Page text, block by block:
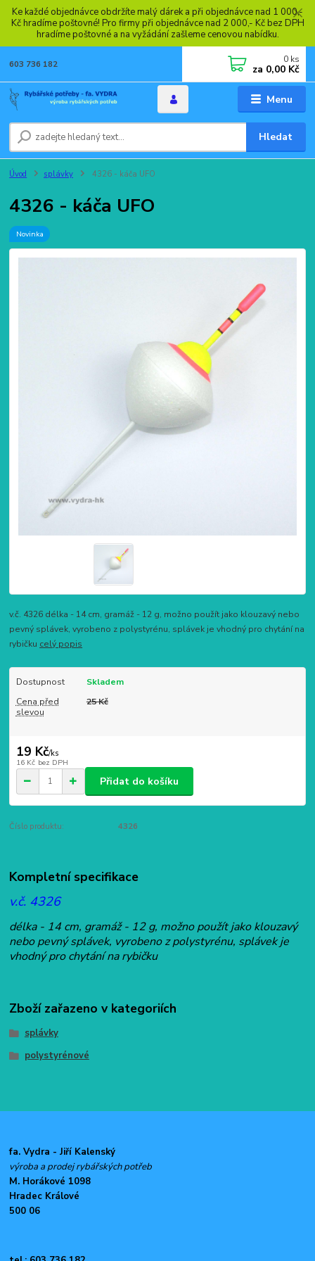
Ke každé objednávce obdržíte malý dárek a při objednávce nad 1 000,-
Kč hradíme poštovné! Pro firmy při objednávce nad 2 000,- Kč bez DPH
hradíme poštovné a na vyžádání zašleme cenovou nabídku.
Menu
Hledat
603 736 182 0 ks
za 0,00 Kč
Úvod splávky 4326 - káča UFO
4326 - káča UFO
Novinka
v.č. 4326 délka - 14 cm, gramáž - 12 g, možno použít jako klouzavý nebo
pevný splávek, vyrobeno z polystyrénu, splávek je vhodný pro chytání na
rybičku celý popis
Dostupnost
Skladem
Cena před
slevou
25 Kč
19 Kč/ks
16 Kč bez DPH
Přidat do košíku
Číslo produktu: 4326
Kompletní specifikace
v.č. 4326
délka - 14 cm, gramáž - 12 g, možno použít jako klouzavý
nebo pevný splávek, vyrobeno z polystyrénu, splávek je
vhodný pro chytání na rybičku
Zboží zařazeno v kategoriích
splávky
polystyrénové
fa. Vydra - Jiří Kalenský
výroba a prodej rybářských potřeb
M. Horákové 1098
Hradec Králové
500 06